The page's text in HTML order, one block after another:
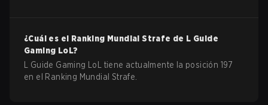
¿Cuál es el Ranking Mundial Strafe de L Guide
Gaming LoL?
L Guide Gaming LoL tiene actualmente la posición 197
en el Ranking Mundial Strafe.